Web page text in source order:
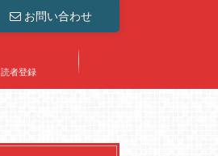
お問い合わせ
読者登録